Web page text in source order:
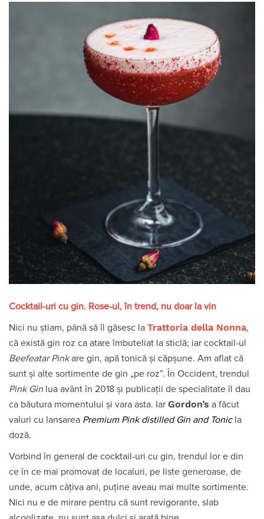
Cocktail-uri cu gin. Rose-ul, în trend, nu doar la vin
Nici nu știam, până să îl găsesc la Trattoria della Nonna,
că există gin roz ca atare îmbuteliat la sticlă; iar cocktail-ul
Beefeatar Pinkare gin, apă tonică și căpșune. Am aflat că
sunt și alte sortimente de gin „pe roz”. În Occident, trendul
Pink Gin lua avânt în 2018 și publicații de specialitate îl dau
ca băutura momentului și vara asta. Iar Gordon’s a făcut
valuri cu lansarea Premium Pink distilled Gin and Tonicla
doză.
Vorbind în general de cocktail-uri cu gin, trendul lor e din
ce în ce mai promovat de localuri, pe liste generoase, de
unde, acum câțiva ani, puține aveau mai multe sortimente.
Nici nu e de mirare pentru că sunt revigorante, slab